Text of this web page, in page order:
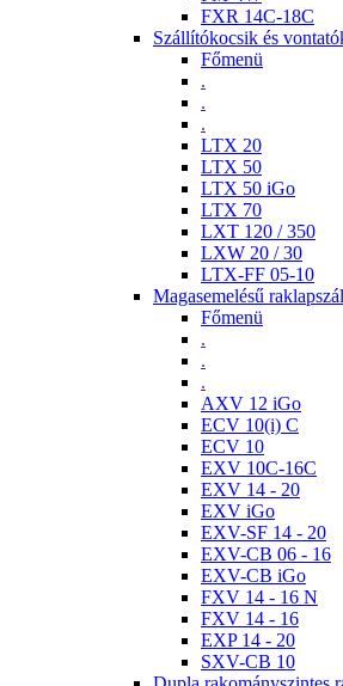
FXR 14C-18C
Szállítókocsik és
Főmenü
.
.
.
LTX 20
LTX 50
LTX 50 iGo
LTX 70
LXT 120 / 350
LXW 20 / 30
LTX-FF 05-10
Magasemelésű
Főmenü
.
.
.
AXV 12 iGo
ECV 10(i) C
ECV 10
EXV 10C-16C
EXV 14 - 20
EXV iGo
EXV-SF 14 - 20
EXV-CB 06 - 16
EXV-CB iGo
FXV 14 - 16 N
FXV 14 - 16
EXP 14 - 20
SXV-CB 10